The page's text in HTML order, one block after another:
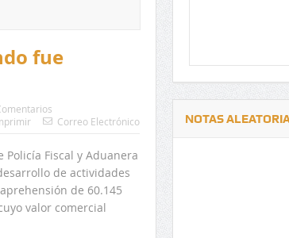
fue
Correo Electrónico
Fiscal y Aduanera
de actividades
de 60.145
valor comercial
NOTAS
El 17 de enero vence